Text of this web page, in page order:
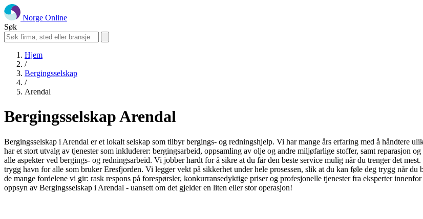
Norge Online
Søk
Hjem
/
Bergingsselskap
/
Arendal
Bergingsselskap Arendal
Bergingsselskap i Arendal er et lokalt selskap som tilbyr bergings- og redningshjelp. Vi har mange års erfaring med å håndtere
har et stort utvalg av tjenester som inkluderer: bergingsarbeid, oppsamling av olje og andre miljøfarlige stoffer, samt reparasjon
alle aspekter ved bergings- og redningsarbeid. Vi jobber hardt for å sikre at du får den beste service mulig når du trenger det
trygg havn for alle som bruker Eresfjorden. Vi legger vekt på sikkerhet under hele prosessen, slik at du kan føle deg trygg når
de mange fordelene vi gir: rask respons på forespørsler, konkurransedyktige priser og profesjonelle tjenester fra eksperter
oppsyn av Bergingsselskap i Arendal - uansett om det gjelder en liten eller stor operasjon!